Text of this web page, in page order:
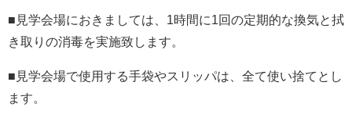
■見学会場におきましては、1時間に1回の定期的な換気と拭
き取りの消毒を実施致します。
■見学会場で使用する手袋やスリッパは、全て使い捨てとし
ます。